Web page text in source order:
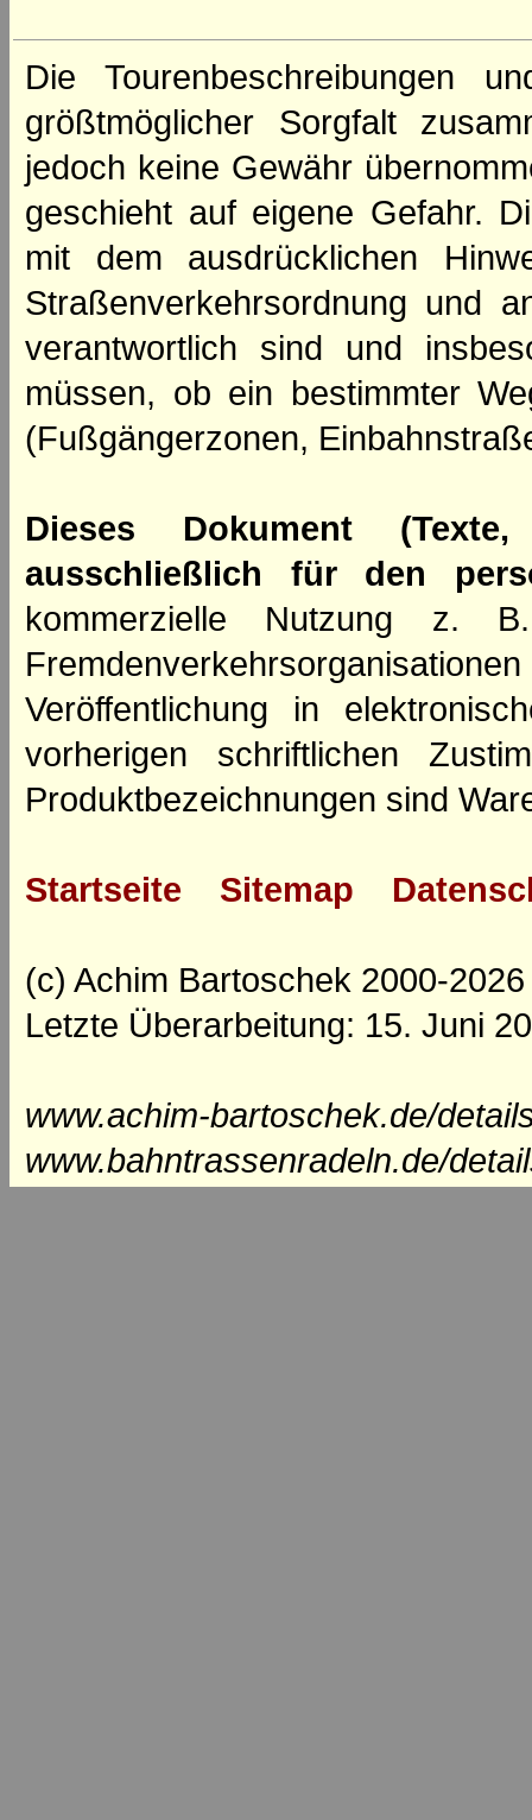
Die Tourenbeschreibungen
größtmöglicher Sorgfalt
jedoch keine Gewähr
geschieht auf eigene Gefahr.
mit dem ausdrücklichen
Straßenverkehrsordnung und
verantwortlich sind und
müssen, ob ein bestimmter
(Fußgängerzonen,
Dieses Dokument
ausschließlich für den
kommerzielle Nutzung z.
Veröffentlichung in
vorherigen schriftlichen
Produktbezeichnungen sind
Startseite Sitemap
(c) Achim Bartoschek 2000-2026
Letzte Überarbeitung: 15. Juni
www.achim-bartoschek.de/
www.bahntrassenradeln.de/